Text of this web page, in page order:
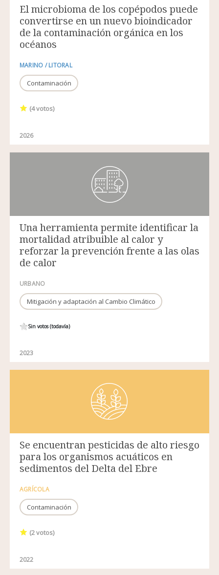
El microbioma de los copépodos puede
convertirse en un nuevo bioindicador
de la contaminación orgánica en los
océanos
MARINO / LITORAL
Contaminación
(4votos)
2026
Una herramienta permite identificar la
mortalidad atribuible al calor y
reforzar la prevención frente a las olas
de calor
URBANO
Mitigación y adaptación al Cambio Climático
Sin votos (todavía)
2023
Se encuentran pesticidas de alto riesgo
para los organismos acuáticos en
sedimentos del Delta del Ebre
AGRÍCOLA
Contaminación
(2votos)
2022